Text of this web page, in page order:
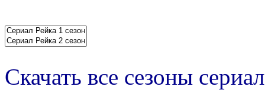
Скачать все сезоны